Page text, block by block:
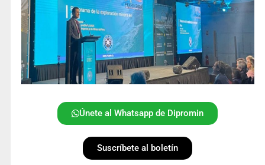
Únete al Whatsapp de Dipromin
Suscríbete al boletín